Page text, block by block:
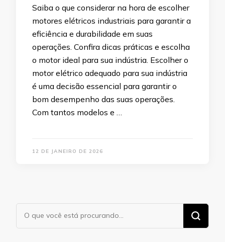
Saiba o que considerar na hora de escolher
motores elétricos industriais para garantir a
eficiência e durabilidade em suas
operações. Confira dicas práticas e escolha
o motor ideal para sua indústria. Escolher o
motor elétrico adequado para sua indústria
é uma decisão essencial para garantir o
bom desempenho das suas operações.
Com tantos modelos e …
12 DE JANEIRO DE 2026
Procurando
algo?